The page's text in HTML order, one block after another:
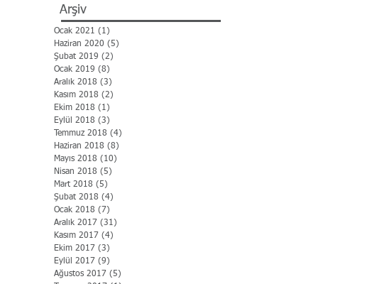
Arşiv
Ocak 2021 (1)
Haziran 2020 (5)
Şubat 2019 (2)
Ocak 2019 (8)
Aralık 2018 (3)
Kasım 2018 (2)
Ekim 2018 (1)
Eylül 2018 (3)
Temmuz 2018 (4)
Haziran 2018 (8)
Mayıs 2018 (10)
Nisan 2018 (5)
Mart 2018 (5)
Şubat 2018 (4)
Ocak 2018 (7)
Aralık 2017 (31)
Kasım 2017 (4)
Ekim 2017 (3)
Eylül 2017 (9)
Ağustos 2017 (5)